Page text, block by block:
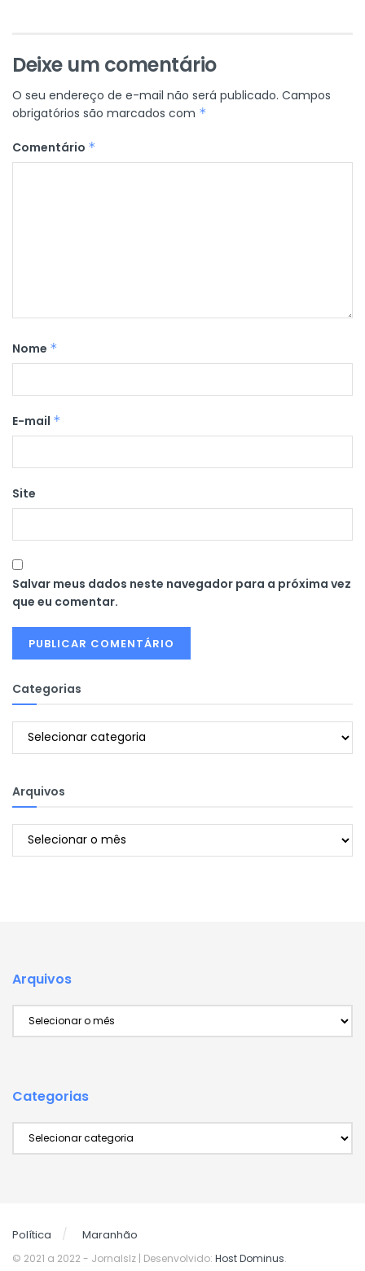
Deixe um comentário
O seu endereço de e-mail não será publicado. Campos
obrigatórios são marcados com *
Comentário *
Nome *
E-mail *
Site
Salvar meus dados neste navegador para a próxima vez
que eu comentar.
Categorias
Categorias
Arquivos
Arquivos
Arquivos
Categorias
Política Maranhão
© 2021 a 2022 - Jornalslz | Desenvolvido: Host Dominus.